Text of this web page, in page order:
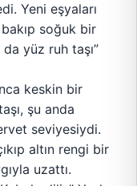
Yeni eşyaları
soğuk bir
yüz ruh taşı”
keskin bir
şu anda
seviyesiydi.
altın rengi bir
uzattı.